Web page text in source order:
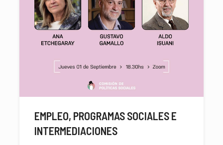
EMPLEO, PROGRAMAS SOCIALES E
INTERMEDIACIONES